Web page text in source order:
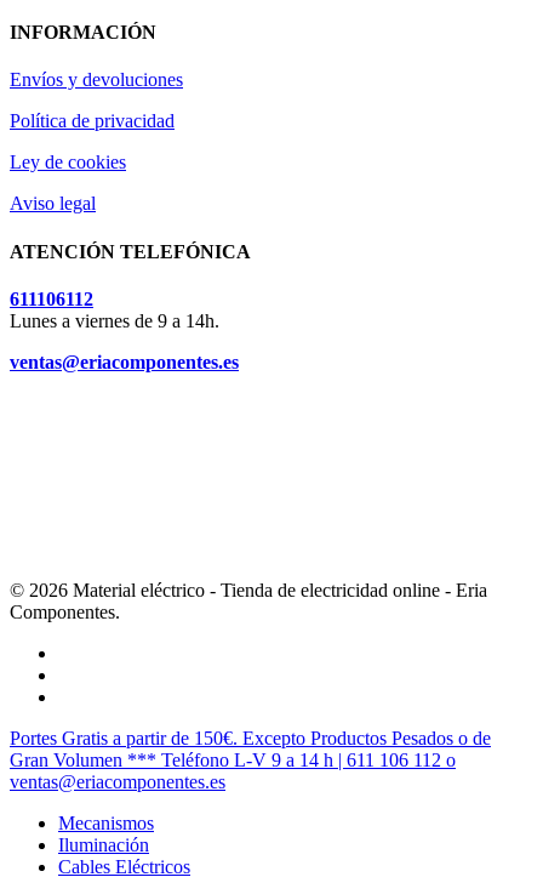
INFORMACIÓN
Envíos y devoluciones
Política de privacidad
Ley de cookies
Aviso legal
ATENCIÓN TELEFÓNICA
611106112
Lunes a viernes de 9 a 14h.
ventas@eriacomponentes.es
© 2026 Material eléctrico - Tienda de electricidad online - Eria
Componentes.
Cerrar
Menú
Portes Gratis a partir de 150€. Excepto Productos Pesados o de
Gran Volumen *** Teléfono L-V 9 a 14 h | 611 106 112 o
ventas@eriacomponentes.es
Mecanismos
Iluminación
Cables Eléctricos